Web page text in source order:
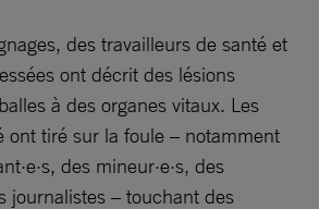
des travailleurs de santé et
ont décrit des lésions
à des organes vitaux. Les
ont tiré sur la foule – notamment
des mineur·e·s, des
journalistes – touchant des